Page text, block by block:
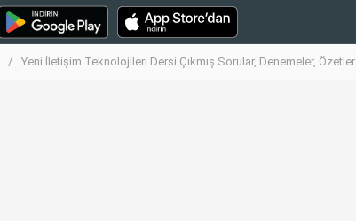
Yeni İletişim Teknolojileri Dersi Çıkmış Sorular, Denemeler, Özetler